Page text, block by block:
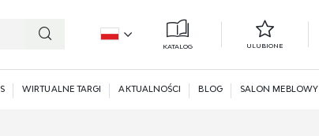
KATALOG ULUBIONE
WIRTUALNE TARGI AKTUALNOŚCI BLOG SALON MEBLOWY